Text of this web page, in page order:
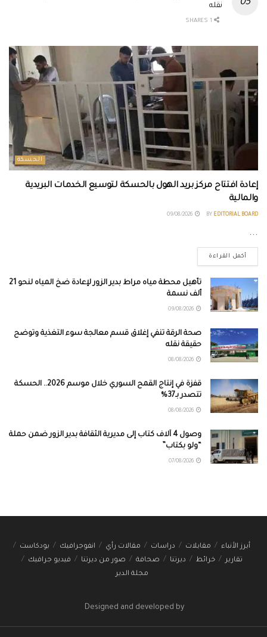
نقله
الحسكة
إعادة افتتاح مركز بريد الهول بالحسكة لتوسيع الخدمات البريدية
والمالية
BY EDITORIAL BOARD
...
أكمل القراءة
تأهيل محطة مياه مراط بدير الزور لإعادة ضخ المياه لنحو 21
ألف نسمة
صحة الرقة تنفي إغلاق قسم معالجة سوء التغذية وتوضح
حقيقة نقله
قفزة في إنتاج القمح السوري خلال موسم 2026.. الحسكة
تتصدر بـ37%
وصول 4 آلاف كتاب إلى مديرية الثقافة بدير الزور ضمن حملة
“ولو بكتاب”
أبرز الأنباء مقابلات دراسات مقالات رأي انفوجرافيك
بودكاست
تقارير
خرائط ديرتنا صحافة صور من ديرتنا
فيديو جرافيك
مجلة الدير
Designed and developed by